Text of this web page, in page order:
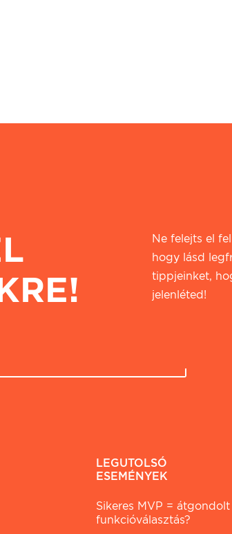
Ne felejts el
hogy lásd
tippjeinket,
jelenléted!
LEGUTOLSÓ
ESEMÉNYEK
Sikeres MVP = átgondolt
funkcióválasztás?